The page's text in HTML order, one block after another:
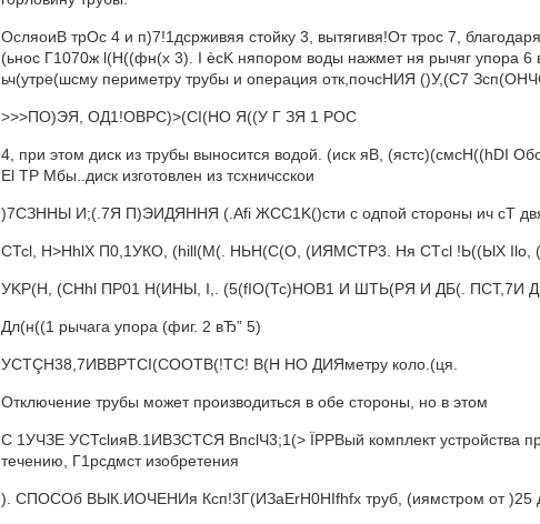
ОсляоиВ трОс 4 и п)7!1дсрживяя стойку 3, вытягивя!От трос 7,
(ьнос Г1070ж l(H((фн(х 3). I ècK няпором воды нажмет ня рычяг упора 6
ьч(утре(шсму периметру трубы и операция отк,почсНИЯ ()У,(С7
>>>ПО)ЭЯ, ОД1!ОВРС)>(СI(HO Я((У Г ЗЯ 1 РОС
4, при этом диск из трубы выносится водой. (иск яВ,
El ТР Мбы..диск изготовлен из тсхничсскои
)7СЗННЫ И;(.7Я П)ЭИДЯННЯ (.Afi ЖСС1K()сти с одпой стороны ич cT
СТсl, H>HhlX П0,1УКО, (hill(М(. НЬН(С(О, (ИЯМСТР3. Ня CTсl !Ь((ЫХ Ilо,
УKP(Н, (СHhl ПР01 Н(ИНЫ, I,. (5(fIO(Тс)НОВ1 И ШТЬ(РЯ И ДБ(. ПСТ,7И
Дл(н((1 рычага упора (фиг. 2 вЂ” 5)
УCTÇH38,7ИBBPTCI(COOTB(!ТС! В(Н НО ДИЯметру коло.(ця.
Отключение трубы может производиться в обе стороны, но в этом
С 1УЧЗЕ УСТсlияВ.1ИВЗСТСЯ ВпсlЧ3;1(> ÏPPВый комплект устройства
течению, Г1рсдмст изобретения
). СПОСОб ВЫК.ИОЧЕНИя Ксп!3Г(ИЗаErH0HIfhfx труб, (иямстром от )25